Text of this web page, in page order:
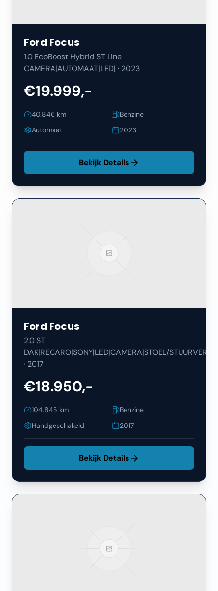
Ford Focus
1.0 EcoBoost Hybrid ST Line
CAMERA|AUTOMAAT|LED| · 2023
€19.999,-
40.846 km
Benzine
Automaat
2023
Bekijk Details
Ford Focus
2.0 ST
DAK|RECARO|SONY|LED|CAMERA|STOEL/STUURVERW|
· 2017
€18.950,-
104.845 km
Benzine
Handgeschakeld
2017
Bekijk Details